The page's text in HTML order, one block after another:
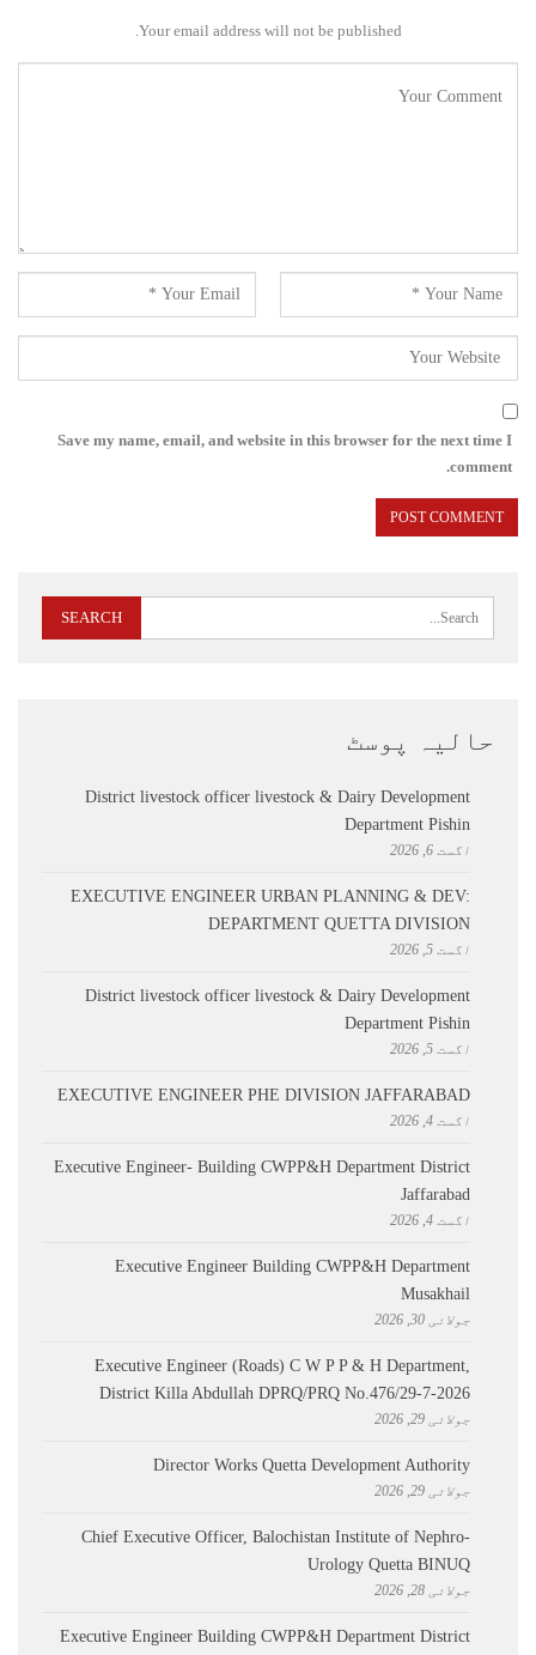
Your email address will not be published.
Save my name, email, and website in this browser for the next time I
comment.
حالیہ پوسٹ
District livestock officer livestock & Dairy Development
Department Pishin
اگست 6, 2026
EXECUTIVE ENGINEER URBAN PLANNING & DEV:
DEPARTMENT QUETTA DIVISION
اگست 5, 2026
District livestock officer livestock & Dairy Development
Department Pishin
اگست 5, 2026
EXECUTIVE ENGINEER PHE DIVISION JAFFARABAD
اگست 4, 2026
Executive Engineer- Building CWPP&H Department District
Jaffarabad
اگست 4, 2026
Executive Engineer Building CWPP&H Department
Musakhail
جولائی 30, 2026
Executive Engineer (Roads) C W P P & H Department,
District Killa Abdullah ​DPRQ/PRQ No.476/29-7-2026
جولائی 29, 2026
Director Works Quetta Development Authority
جولائی 29, 2026
Chief Executive Officer, Balochistan Institute of Nephro-
Urology Quetta BINUQ
جولائی 28, 2026
Executive Engineer Building CWPP&H Department District